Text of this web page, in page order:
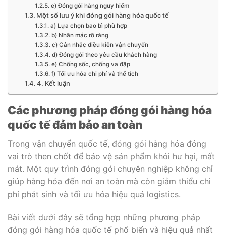
e) Đóng gói hàng nguy hiểm
Một số lưu ý khi đóng gói hàng hóa quốc tế
a) Lựa chọn bao bì phù hợp
b) Nhãn mác rõ ràng
c) Cân nhắc điều kiện vận chuyển
d) Đóng gói theo yêu cầu khách hàng
e) Chống sốc, chống va đập
f) Tối ưu hóa chi phí và thể tích
4. Kết luận
Các phương pháp đóng gói hàng hóa
quốc tế đảm bảo an toàn
Trong vận chuyển quốc tế, đóng gói hàng hóa đóng
vai trò then chốt để bảo vệ sản phẩm khỏi hư hại, mất
mát. Một quy trình đóng gói chuyên nghiệp không chỉ
giúp hàng hóa đến nơi an toàn mà còn giảm thiểu chi
phí phát sinh và tối ưu hóa hiệu quả logistics.
Bài viết dưới đây sẽ tổng hợp những phương pháp
đóng gói hàng hóa quốc tế phổ biến và hiệu quả nhất